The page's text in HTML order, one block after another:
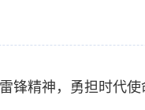
雷锋精神，勇担时代